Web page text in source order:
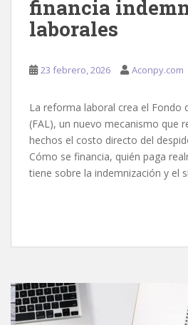
financia
laborales
23 febrero, 2026 Aconpy.com
La reforma laboral crea el Fondo
(FAL), un nuevo mecanismo que
hechos el costo directo del
Cómo se financia, quién paga
tiene sobre la indemnización y el